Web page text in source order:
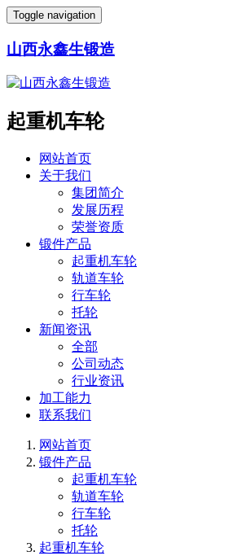
Toggle navigation
山西永鑫生锻造
起重机车轮
网站首页
关于我们
集团简介
发展历程
荣誉资质
锻件产品
起重机车轮
轨道车轮
行车轮
托轮
新闻资讯
全部
公司动态
行业资讯
加工能力
联系我们
网站首页
锻件产品
起重机车轮
轨道车轮
行车轮
托轮
起重机车轮